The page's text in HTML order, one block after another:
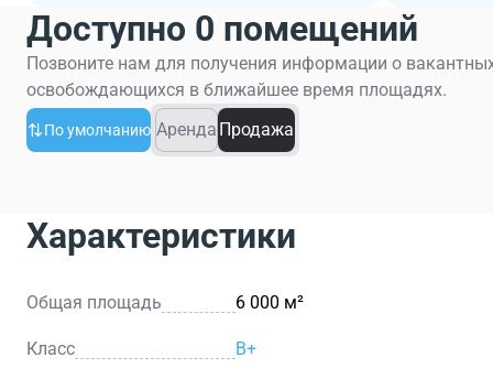
Доступно 0 помещений
Позвоните нам для получения информации о
освобождающихся в ближайшее время площадях.
По умолчанию Аренда Продажа
Характеристики
Общая площадь 6 000 м²
Класс B+